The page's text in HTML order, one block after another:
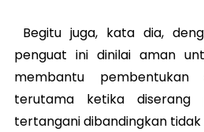
Begitu juga, kata dia,
penguat ini dinilai aman
membantu pembentukan
terutama ketika diserang
tertangani dibandingkan tidak